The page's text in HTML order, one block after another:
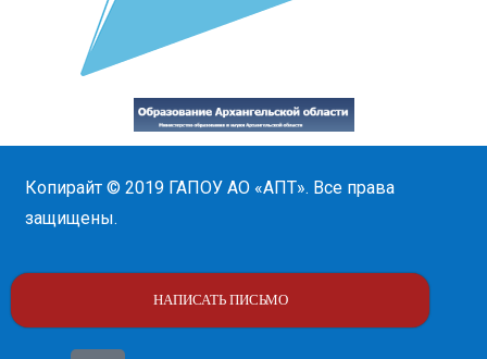
Копирайт © 2019 ГАПОУ АО «АПТ». Все права
защищены.
НАПИСАТЬ ПИСЬМО